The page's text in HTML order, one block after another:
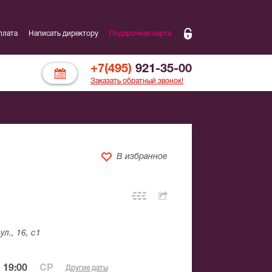
Написать директору Подарочная карта
+7(495) 921-35-00
Заказать обратный звонок!
В избранное
16, с1
СР Другие даты